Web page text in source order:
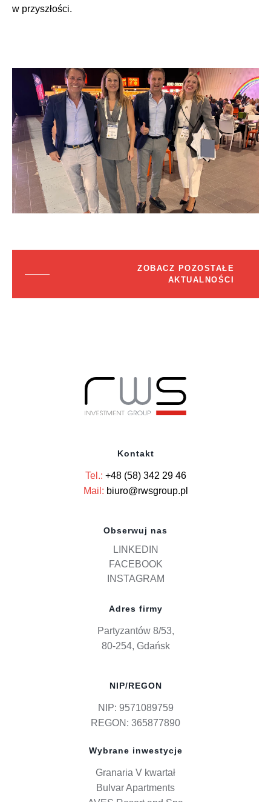
w przyszłości.
ZOBACZ POZOSTAŁE
AKTUALNOŚCI
Kontakt
Tel.: +48 (58) 342 29 46
Mail: biuro@rwsgroup.pl
Obserwuj nas
LINKEDIN
FACEBOOK
INSTAGRAM
Adres firmy
Partyzantów 8/53,
80-254, Gdańsk
NIP/REGON
NIP: 9571089759
REGON: 365877890
Wybrane inwestycje
Granaria V kwartał
Bulvar Apartments